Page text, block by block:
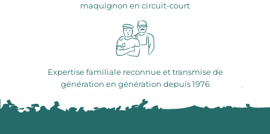
maquignon en circuit-court
Expertise familiale reconnue et transmise de
génération en génération depuis 1976